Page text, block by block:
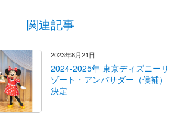
関連記事
2023年8月21日
2024-2025年 東京ディズニーリ
ゾート・アンバサダー（候補）
決定